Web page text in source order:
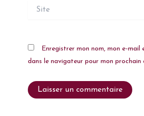
Site
Enregistrer mon nom, mon e-mail
dans le navigateur pour mon prochain